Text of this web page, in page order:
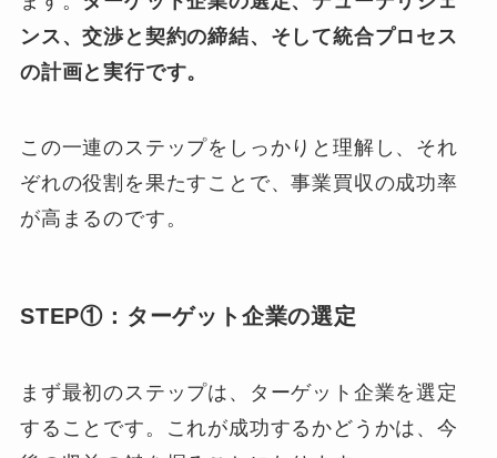
ンス、交渉と契約の締結、そして統合プロセス
の計画と実行です。
この一連のステップをしっかりと理解し、それ
ぞれの役割を果たすことで、事業買収の成功率
が高まるのです。
STEP①：ターゲット企業の選定
まず最初のステップは、ターゲット企業を選定
することです。これが成功するかどうかは、今